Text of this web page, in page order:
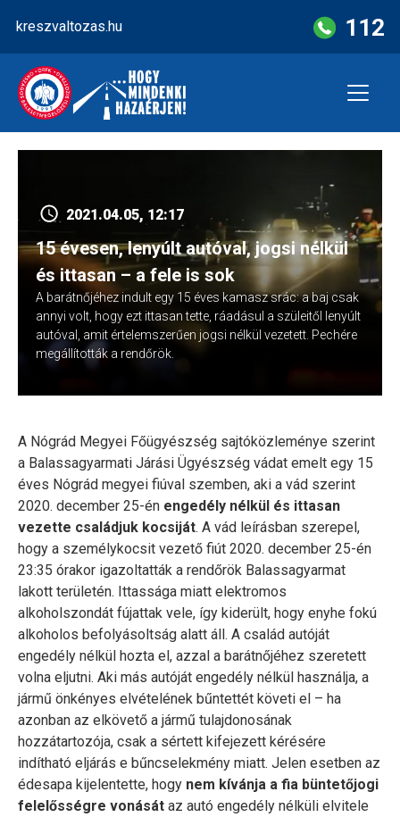
content
kreszvaltozas.hu 112
2021.04.05, 12:17
15 évesen, lenyúlt autóval, jogsi nélkül
és ittasan – a fele is sok
A barátnőjéhez indult egy 15 éves kamasz srác: a baj csak
annyi volt, hogy ezt ittasan tette, ráadásul a szüleitől lenyúlt
autóval, amit értelemszerűen jogsi nélkül vezetett. Pechére
megállították a rendőrök.
A Nógrád Megyei Főügyészség sajtóközleménye szerint
a Balassagyarmati Járási Ügyészség vádat emelt egy 15
éves Nógrád megyei fiúval szemben, aki a vád szerint
2020. december 25-én engedély nélkül és ittasan
vezette családjuk kocsiját. A vád leírásban szerepel,
hogy a személykocsit vezető fiút 2020. december 25-én
23:35 órakor igazoltatták a rendőrök Balassagyarmat
lakott területén. Ittassága miatt elektromos
alkoholszondát fújattak vele, így kiderült, hogy enyhe fokú
alkoholos befolyásoltság alatt áll. A család autóját
engedély nélkül hozta el, azzal a barátnőjéhez szeretett
volna eljutni. Aki más autóját engedély nélkül használja, a
jármű önkényes elvételének bűntettét követi el – ha
azonban az elkövető a jármű tulajdonosának
hozzátartozója, csak a sértett kifejezett kérésére
indítható eljárás e bűncselekmény miatt. Jelen esetben az
édesapa kijelentette, hogy nem kívánja a fia büntetőjogi
felelősségre vonását az autó engedély nélküli elvitele